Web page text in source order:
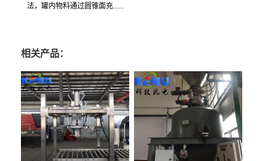
法，罐内物料通过圆锥面充......
相关产品：